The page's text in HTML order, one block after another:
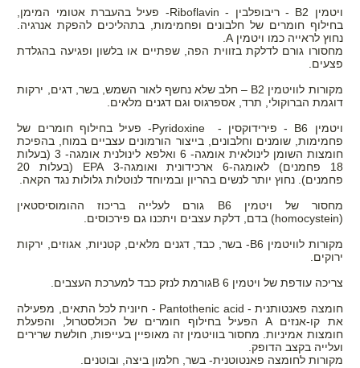
ויטמין 2
B - ריבופלבין - Riboflavin- פעיל בהעברת אטומי המימן,
בחילוף חומרים של חלבונים ופחמימות, בתהליכים להפקת אנרגיה.
נחוץ לראייה כמו ויטמיןA
.
מחסורו גורם לדלקת בזווית הפה, שפתיים או בלשון ופגיעה בהגלדת
פצעים.
מקורות לוויטמין 2
B – חלב שלא נחשף לאור השמש, בשר, דגים, ירקות
דוגמת הברוקולי, תרד, אספרגוס וגם דגנים מלאים.
ויטמין 6
B - פירידוקסין - Pyridoxine- פעיל בחילוף חומרים של
פחמימות, שומנים וחלבונים, בייצור הורמונים עצביים במוח, בהפיכת
חומצות השומן לינולאית אומגה- 6 ואלפא לינולנית אומגה- 3 (בעלות
18 פחמנים) לאומגה-6 ארכידונית ואומגה-3
EPA
(בעלות 20
פחמנים). נחוץ יותר לנשים בהריון ובמיוחד לנוטלות גלולות נגד הקאה.
מחסור של ויטמין 6
B גורם לעלייה בריכוז ההומוסיסטאין
(homocystein) בדם, דלקת עצבים ויתכנו גם פירכוסים.
מקורות לוויטמין 6
B- בשר, כבד, דגנים מלאים, קטניות, אגוזים, ירקות
ירוקים.
צריכה עודפת של ויטמין 6
Bגורמת לנזק כבד למערכת העצבים.
חומצה פאנטותנית - Pantothenic acid - חיונית לכל התאים, מפעילה
את קו-אנזיםAהפעיל בחילוף חומרים של הכולסטרול, והפעלת
חומצות אמיניות. מחסור בוויטמין זה מאופיין בעייפות, חולשת שרירים
ועלייה בקצב הדופק.
מקורות לחומצה פאנטוטנית- בשר, חלמון ביצה, ובוטנים.